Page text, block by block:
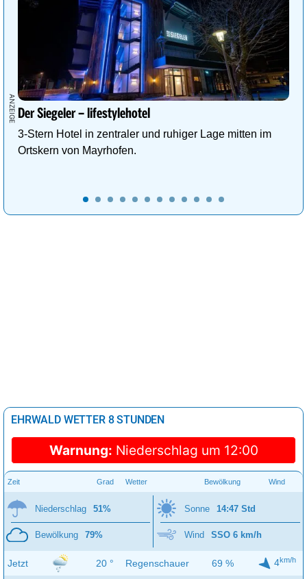
Der Siegeler – lifestylehotel
3-Stern Hotel in zentraler und ruhiger Lage mitten im
Ortskern von Mayrhofen.
EHRWALD WETTER 8 STUNDEN
Warnung: Niederschlag um 12:00
Zeit Grad Wetter Bewölkung Wind
Niederschlag 51%
Bewölkung 79%
Sonne 14:47 Std
Wind SSO 6 km/h
Jetzt 20 ° Regenschauer 69 % 4km/h